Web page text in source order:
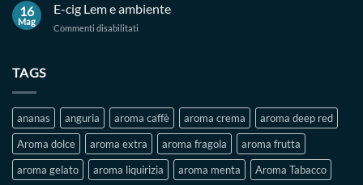
16
Mag
E-cig Lem e ambiente
Commenti disabilitati
TAGS
ananas anguria aroma caffè aroma crema
aroma deep red
Aroma dolce
aroma extra aroma fragola
aroma frutta
aroma gelato
aroma liquirizia aroma menta Aroma Tabacco